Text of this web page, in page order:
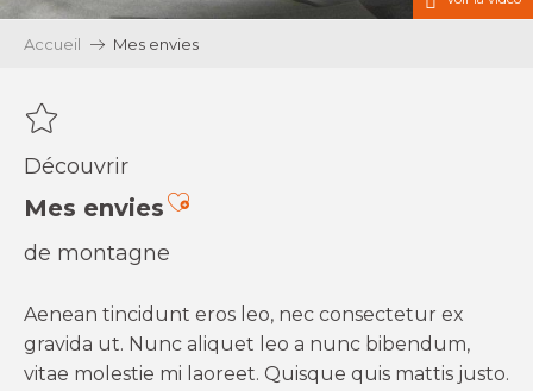
Accueil Mes envies
Découvrir
Mes enviesAjouter aux favoris
de montagne
Aenean tincidunt eros leo, nec consectetur ex
gravida ut. Nunc aliquet leo a nunc bibendum,
vitae molestie mi laoreet. Quisque quis mattis justo.